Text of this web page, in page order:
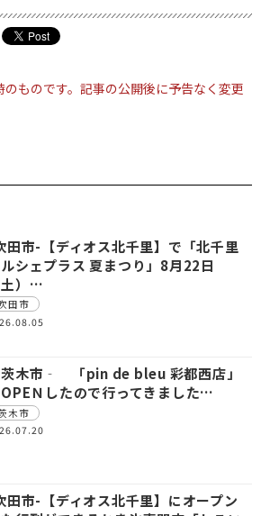
ものです。記事の公開後に予告なく変更
田市-【ディオス北千里】で「北千里
シェプラス 夏まつり」8月22日
土）…
田市
木市‐ 「pin de bleu 彩都西店」
Ｎしたので行ってきました…
木市
田市-【ディオス北千里】にオープン